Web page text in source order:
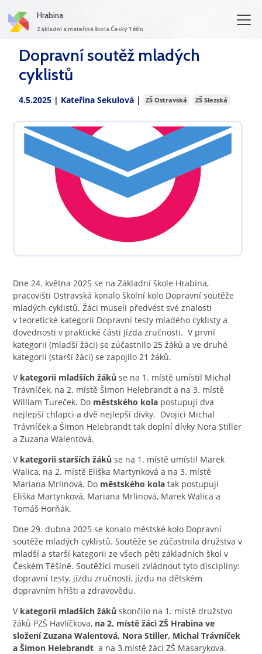
Hrabina
Základní a mateřská škola Český Těšín
Dopravní soutěž mladých
cyklistů
4.5.2025 | Kateřina Sekulová | ZŠ Ostravská ZŠ Slezská
Dne 24. května 2025 se na Základní škole Hrabina,
pracovišti Ostravská konalo školní kolo Dopravní soutěže
mladých cyklistů. Žáci museli předvést své znalosti
v teoretické kategorii Dopravní testy mladého cyklisty a
dovednosti v praktické části Jízda zručnosti. V první
kategorii (mladší žáci) se zúčastnilo 25 žáků a ve druhé
kategorii (starší žáci) se zapojilo 21 žáků.
V kategorii mladších žáků se na 1. místě umístil Michal
Trávníček, na 2. místě Šimon Helebrandt a na 3. místě
William Tureček. Do městského kolapostupují dva
nejlepší chlapci a dvě nejlepší dívky. Dvojici Michal
Trávníček a Šimon Helebrandt tak doplní dívky Nora Stiller
a Zuzana Walentová.
V kategorii starších žáků se na 1. místě umístil Marek
Walica, na 2. místě Eliška Martynková a na 3. místě
Mariana Mrlinová. Do městského kolatak postupují
Eliška Martynková, Mariana Mrlinová, Marek Walica a
Tomáš Horňák.
Dne 29. dubna 2025 se konalo městské kolo Dopravní
soutěže mladých cyklistů. Soutěže se zúčastnila družstva v
mladší a starší kategorii ze všech pěti základních škol v
Českém Těšíně. Soutěžící museli zvládnout tyto disciplíny:
dopravní testy, jízdu zručnosti, jízdu na dětském
dopravním hřišti a zdravovědu.
V kategorii mladších žáků skončilo na 1. místě družstvo
žáků PZŠ Havlíčkova, na 2. místě žáci ZŠ Hrabina ve
složení Zuzana Walentová, Nora Stiller, Michal Trávníček
a Šimon Helebrandta na 3.místě žáci ZŠ Masarykova.